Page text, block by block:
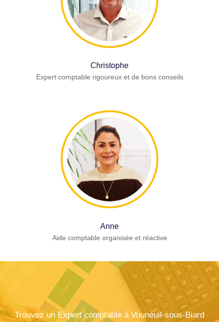
Christophe
Expert comptable rigoureux et de bons conseils
Anne
Aide comptable organisée et réactive
Trouvez un Expert comptable à Vouneuil-sous-Biard